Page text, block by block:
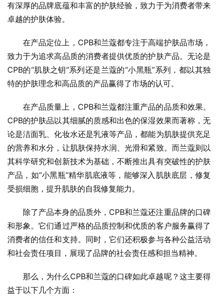
有深厚的品牌底蕴和丰富的护肤经验，致力于为消费者带来
卓越的护肤体验。
在产品定位上，CPB和兰蔻都专注于高端护肤品市场，
致力于为追求高品质的消费者提供优质的护肤产品。无论是
CPB的“肌肤之钥”系列还是兰蔻的“小黑瓶”系列，都以其独
特的护肤理念和高品质的产品赢得了市场的认可。
在产品质量上，CPB和兰蔻都注重产品的品质和效果。
CPB的护肤品以其细腻的质感和出色的保湿效果而著称，无
论是洁面乳、化妆水还是乳液等产品，都能为肌肤提供充足
的营养和水分，让肌肤保持水润、光滑和紧致。而兰蔻则以
其科学研究和创新技术为基础，不断推出具有突破性的护肤
产品，如“小黑瓶”精华肌底液等，能够深入肌肤底层，修复
受损细胞，提升肌肤的自我修复能力。
除了产品本身的品质外，CPB和兰蔻还注重品牌的口碑
和形象。它们通过严格的品质控制和优质的客户服务赢得了
消费者的信任和支持。同时，它们还积极参与各种公益活动
和社会责任项目，展现了品牌的社会责任感和担当精神。
那么，为什么CPB和兰蔻的口碑如此卓越呢？这主要得
益于以下几个方面：